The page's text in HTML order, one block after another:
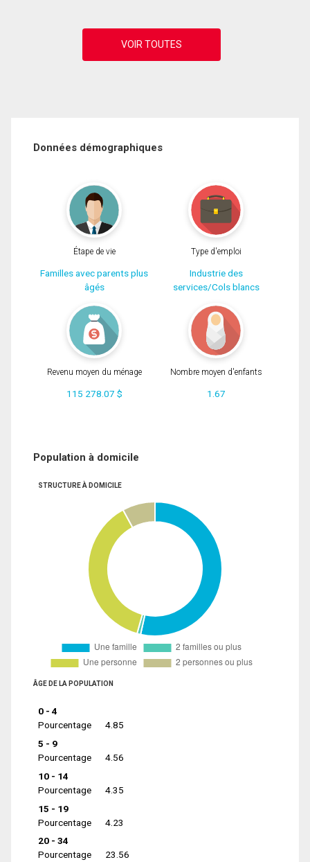
Données démographiques
Étape de vie
Familles avec parents plus
âgés
Type d'emploi
Industrie des
services/Cols blancs
Revenu moyen du ménage
115 278.07 $
Nombre moyen d'enfants
1.67
Population à domicile
STRUCTURE À DOMICILE
ÂGE DE LA POPULATION
0 - 4
Pourcentage
4.85
5 - 9
Pourcentage
4.56
10 - 14
Pourcentage
4.35
15 - 19
Pourcentage
4.23
20 - 34
Pourcentage
23.56